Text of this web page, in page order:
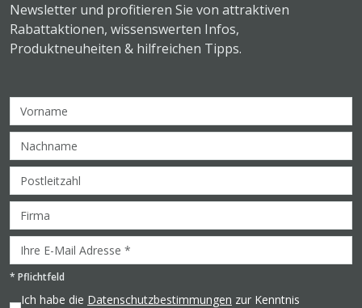
Newsletter und profitieren Sie von attraktiven
Rabattaktionen, wissenswerten Infos,
Produktneuheiten & hilfreichen Tipps.
* Pflichtfeld
Ich habe die Datenschutzbestimmungen zur Kenntnis